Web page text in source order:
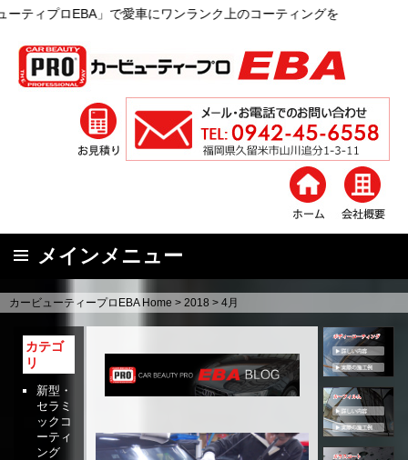
にワンランク上のコーティングを
メインメニュー
コカービューティープロEBA Home > 2018 > 4月
カテゴ
リ
新型・
セラミ
ックコ
ーティ
ング